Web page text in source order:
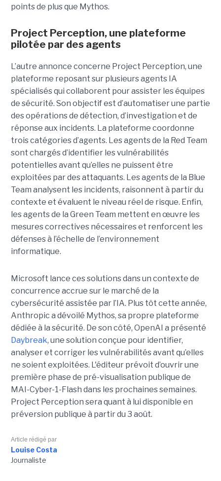
points de plus que Mythos.
Project Perception, une plateforme
pilotée par des agents
L’autre annonce concerne Project Perception, une
plateforme reposant sur plusieurs agents IA
spécialisés qui collaborent pour assister les équipes
de sécurité. Son objectif est d’automatiser une partie
des opérations de détection, d’investigation et de
réponse aux incidents. La plateforme coordonne
trois catégories d’agents. Les agents de la Red Team
sont chargés d’identifier les vulnérabilités
potentielles avant qu’elles ne puissent être
exploitées par des attaquants. Les agents de la Blue
Team analysent les incidents, raisonnent à partir du
contexte et évaluent le niveau réel de risque. Enfin,
les agents de la Green Team mettent en œuvre les
mesures correctives nécessaires et renforcent les
défenses à l’échelle de l’environnement
informatique.
Microsoft lance ces solutions dans un contexte de
concurrence accrue sur le marché de la
cybersécurité assistée par l’IA. Plus tôt cette année,
Anthropic a dévoilé Mythos, sa propre plateforme
dédiée à la sécurité. De son côté, OpenAI a présenté
Daybreak, une solution conçue pour identifier,
analyser et corriger les vulnérabilités avant qu’elles
ne soient exploitées. L'éditeur prévoit d’ouvrir une
première phase de pré-visualisation publique de
MAI-Cyber-1-Flash dans les prochaines semaines.
Project Perception sera quant à lui disponible en
préversion publique à partir du 3 août.
Article rédigé par
Louise Costa
Journaliste